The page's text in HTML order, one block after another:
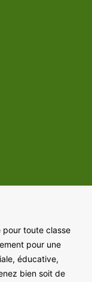
pour toute classe
pour une
éducative,
bien soit de